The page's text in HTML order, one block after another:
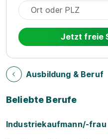
Jetzt freie
Ausbildung & Beruf
Beliebte Berufe
Industriekaufmann/-